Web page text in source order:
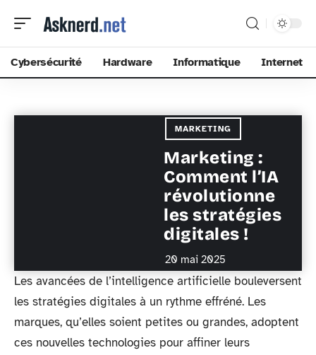
Cybersécurité Hardware Informatique Internet
MARKETING
Marketing :
Comment l’IA
révolutionne
les stratégies
digitales !
20 mai 2025
Les avancées de l’intelligence artificielle bouleversent
les stratégies digitales à un rythme effréné. Les
marques, qu’elles soient petites ou grandes, adoptent
ces nouvelles technologies pour affiner leurs